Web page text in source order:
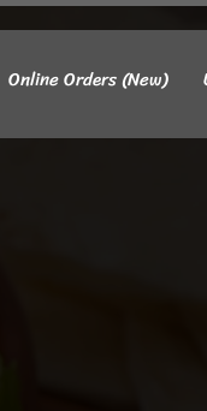
Online Orders (New)